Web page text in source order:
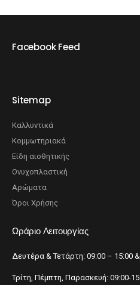
Facebook Feed
Sitemap
Καλλυντικά
Κομμωτηριακά
Είδη αισθητικής
Ονυχοπλαστική
Αρώματα
Όροι Χρήσης
Ωράριο Λειτουργίας
Δευτέρα & Τετάρτη: 09:00 – 15:00
Τρίτη, Πέμπτη, Παρασκευή: 09:00-